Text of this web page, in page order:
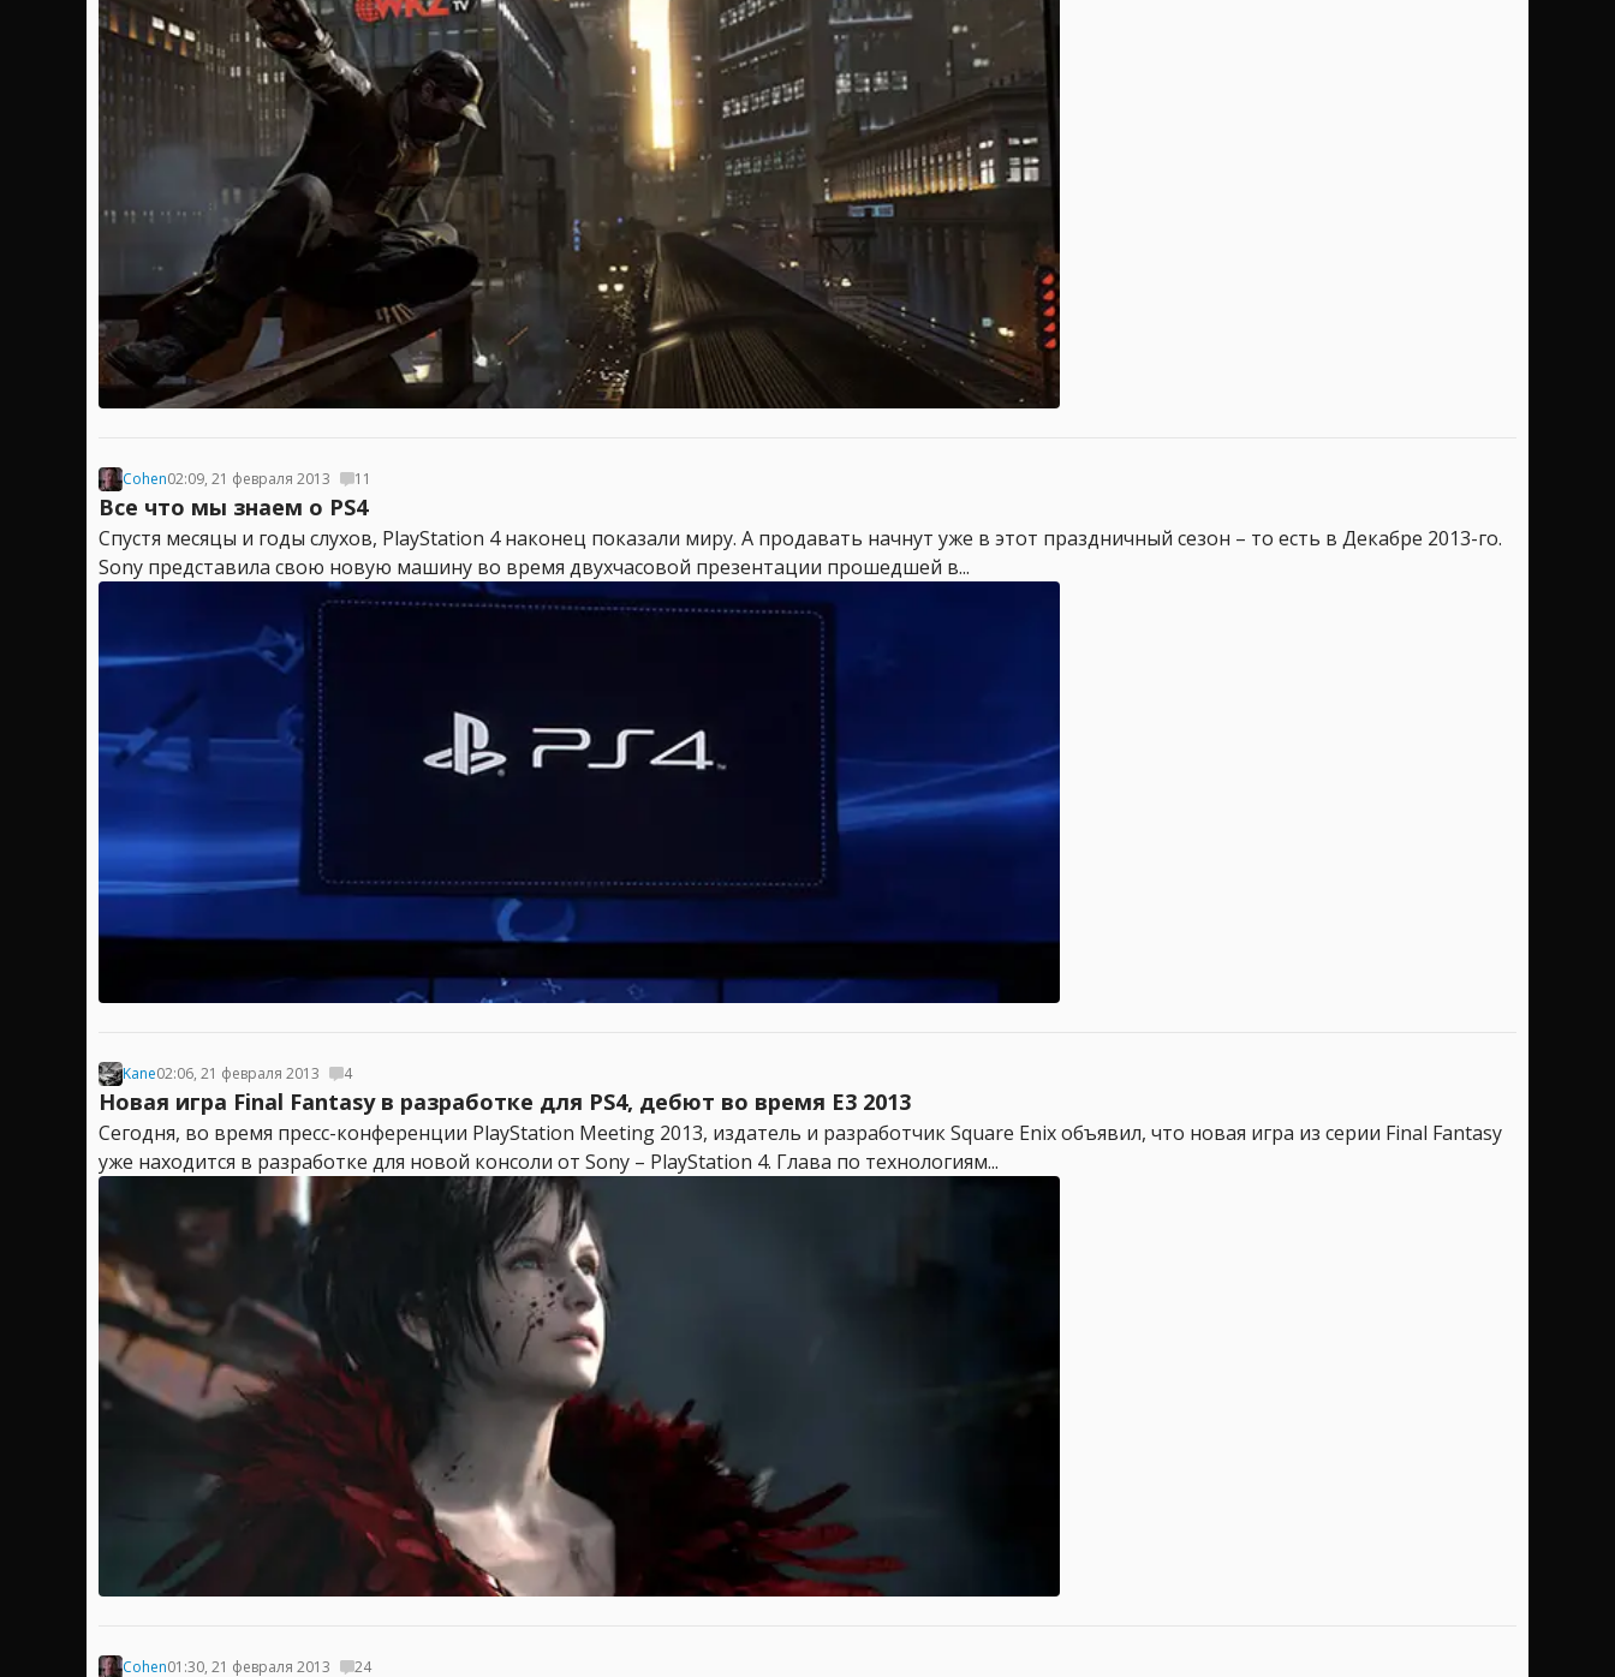
Cohen02:09, 21 февраля 2013 11
Все что мы знаем о PS4
Спустя месяцы и годы слухов, PlayStation 4 наконец показали миру. А продавать начнут уже в этот праздничный сезон – то есть в Декабре 2013-го.
Sony представила свою новую машину во время двухчасовой презентации прошедшей в...
Kane02:06, 21 февраля 2013 4
Новая игра Final Fantasy в разработке для PS4, дебют во время E3 2013
Сегодня, во время пресс-конференции PlayStation Meeting 2013, издатель и разработчик Square Enix объявил, что новая игра из серии Final Fantasy
уже находится в разработке для новой консоли от Sony – PlayStation 4. Глава по технологиям...
Cohen01:30, 21 февраля 2013 24